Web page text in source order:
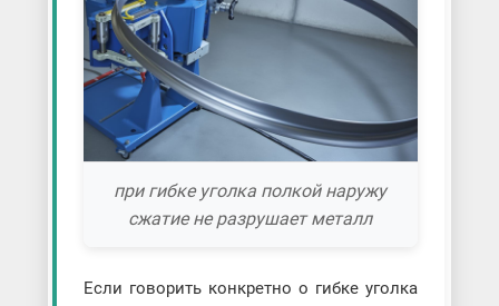
при гибке уголка полкой наружу
сжатие не разрушает металл
Если говорить конкретно о гибке уголка